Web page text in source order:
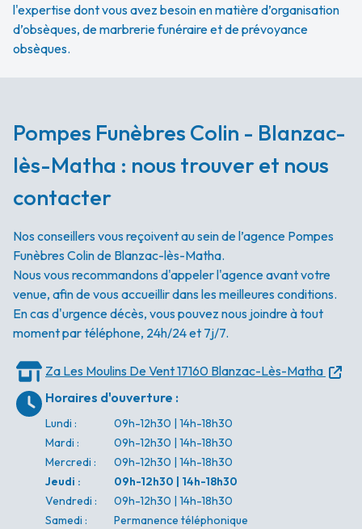
l'expertise dont vous avez besoin en matière d’organisation
d’obsèques, de marbrerie funéraire et de prévoyance
obsèques.
Pompes Funèbres Colin - Blanzac-
lès-Matha : nous trouver et nous
contacter
Nos conseillers vous reçoivent au sein de l’agence Pompes
Funèbres Colin de Blanzac-lès-Matha.
Nous vous recommandons d'appeler l'agence avant votre
venue, afin de vous accueillir dans les meilleures conditions.
En cas d'urgence décès, vous pouvez nous joindre à tout
moment par téléphone, 24h/24 et 7j/7.
Za Les Moulins De Vent17160 Blanzac-Lès-Matha
Horaires d'ouverture :
Lundi :
09h-12h30 | 14h-18h30
Mardi :
09h-12h30 | 14h-18h30
Mercredi :
09h-12h30 | 14h-18h30
Jeudi :
09h-12h30 | 14h-18h30
Vendredi :
09h-12h30 | 14h-18h30
Samedi :
Permanence téléphonique